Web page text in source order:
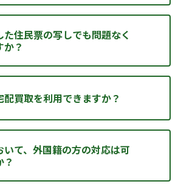
住民票の写しでも問題なく
？
買取を利用できますか？
いて、外国籍の方の対応は可